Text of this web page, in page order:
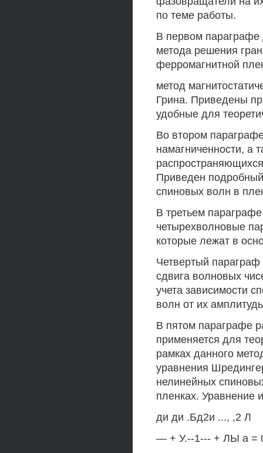
по теме работы.
В первом параграфе
метода решения
ферромагнитной
метод
Грина. Приведены
удобные для
Во втором
намагниченности, а
Приведен
спиновых волн в
В третьем
четырехволновые
которые лежат в
Четвертый
сдвига волновых
учета зависимости
волн от их
В пятом параграфе
применяется для
рамках данного
уравнения
нелинейных
пленках. Уравнение
ди ди .Бд2и ..., ,2 Л
— + У.--1--- + ЛЫ а =